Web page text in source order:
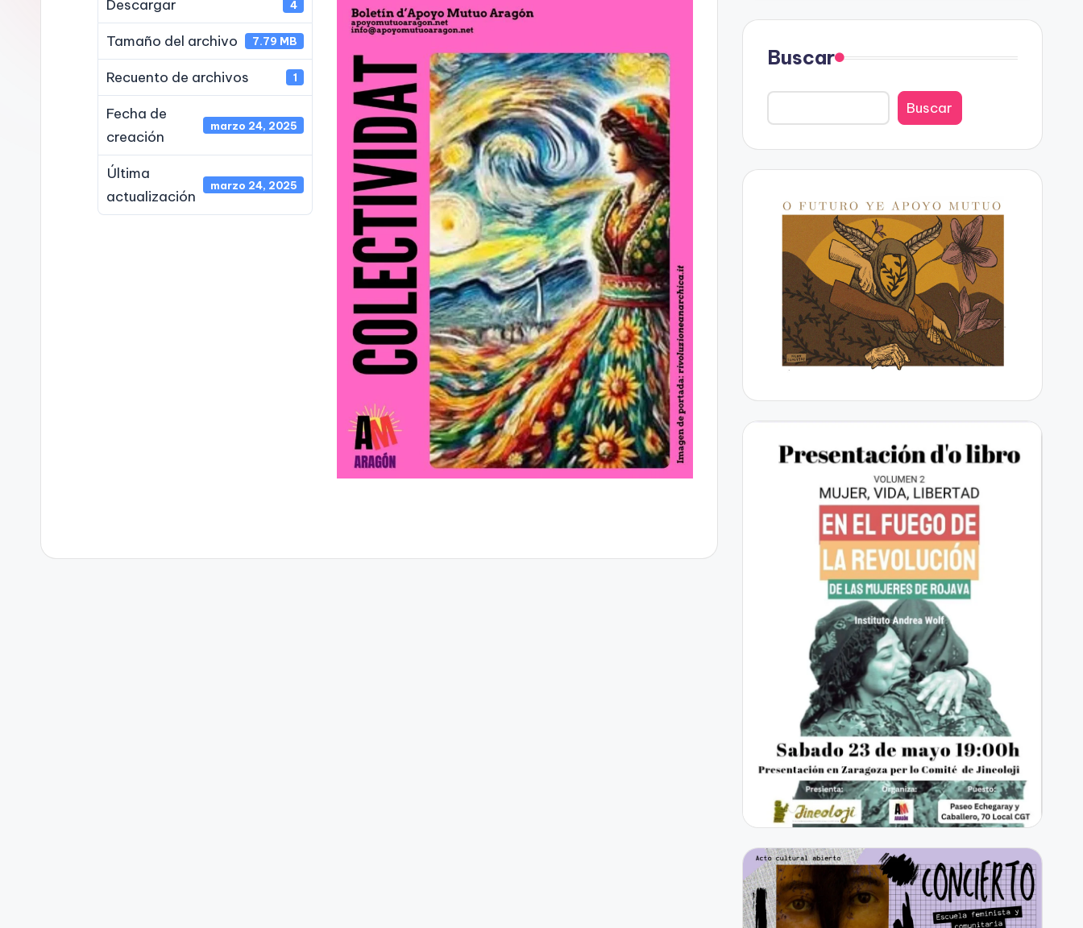
Descargar 4
Tamaño del archivo 7.79 MB
Recuento de archivos 1
Fecha de
creación
marzo 24, 2025
Última
actualización
marzo 24, 2025
Buscar
Buscar